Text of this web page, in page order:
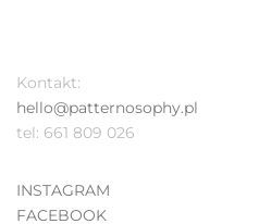
Kontakt:
hello@patternosophy.pl
tel: 661 809 026
INSTAGRAM
FACEBOOK